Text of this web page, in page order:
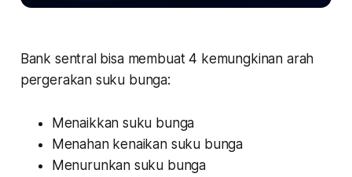
Bank sentral bisa membuat 4 kemungkinan arah
pergerakan suku bunga:
Menaikkan suku bunga
Menahan kenaikan suku bunga
Menurunkan suku bunga